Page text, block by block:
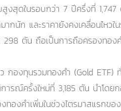
งสุดในรอบกว่า 7 ปีครึ่งที่
กนัก และราคายังคงเคลื่อนไหว
298 ตัน ถือเป็นการถือครองทอ
ว กองทุนรวมทองคำ (Gold
ารณ์ครั้งใหม่ที่ 3,185 ตัน นำโด
ทองคำเพิ่มในช่วงไตรมาสแรก